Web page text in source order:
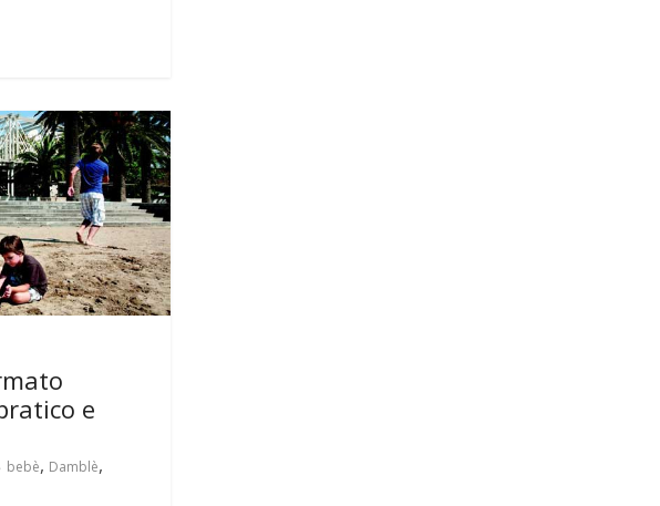
e
bebè, Damblè,